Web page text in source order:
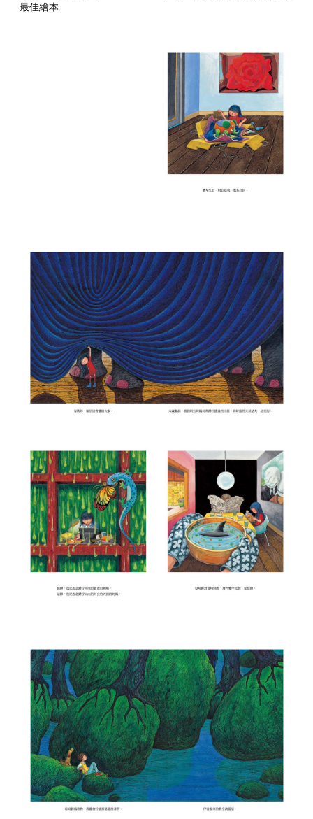
最佳繪本